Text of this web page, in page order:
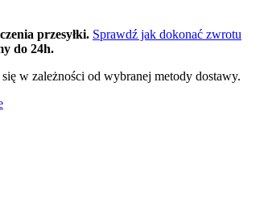
przesyłki. Sprawdź jak dokonać zwrotu
do 24h.
w zależności od wybranej metody dostawy.